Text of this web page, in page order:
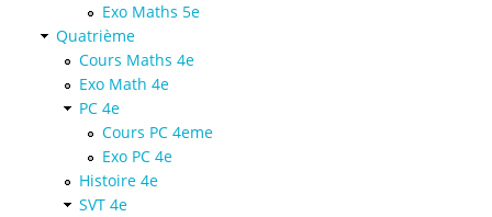
Exo Maths 5e
Quatrième
Cours Maths 4e
Exo Math 4e
PC 4e
Cours PC 4eme
Exo PC 4e
Histoire 4e
SVT 4e